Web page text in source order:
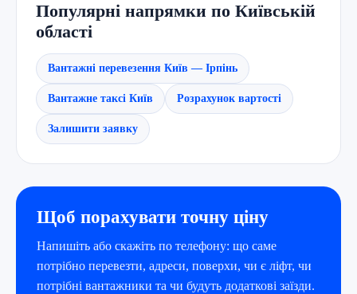
Популярні напрямки по Київській
області
Вантажні перевезення Київ — Ірпінь
Вантажне таксі Київ Розрахунок вартості
Залишити заявку
Щоб порахувати точну ціну
Напишіть або скажіть по телефону: що саме
потрібно перевезти, адреси, поверхи, чи є ліфт, чи
потрібні вантажники та чи будуть додаткові заїзди.